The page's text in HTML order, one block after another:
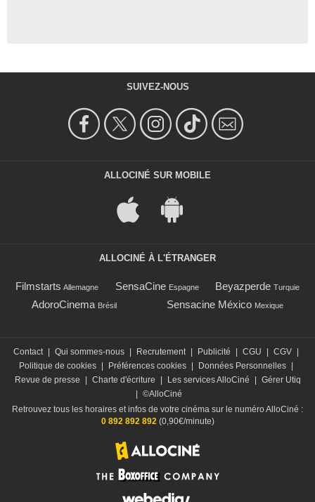
SUIVEZ-NOUS
ALLOCINÉ SUR MOBILE
ALLOCINÉ À L'ÉTRANGER
Filmstarts Allemagne SensaCine Espagne Beyazperde Turquie
AdoroCinema Brésil Sensacine México Mexique
Contact Qui sommes-nous Recrutement Publicité CGU CGV
Politique de cookies
Préférences cookies Données Personnelles
Revue de presse
Charte d'écriture Les services AlloCiné
Gérer Utiq
©AlloCiné
Retrouvez tous les horaires et infos de votre cinéma sur le numéro AlloCiné :
0 892 892 892(0,90€/minute)